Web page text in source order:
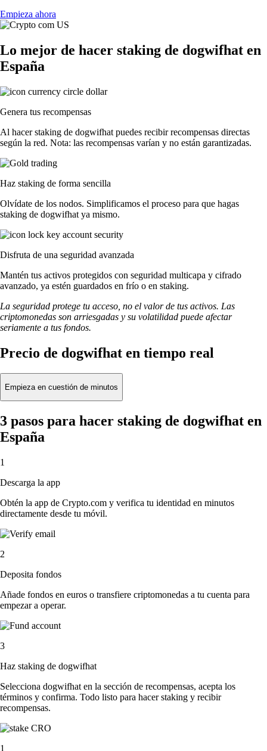
Empieza ahora
Lo mejor de hacer staking de dogwifhat en
España
Genera tus recompensas
Al hacer staking de dogwifhat puedes recibir recompensas directas
según la red. Nota: las recompensas varían y no están garantizadas.
Haz staking de forma sencilla
Olvídate de los nodos. Simplificamos el proceso para que hagas
staking de dogwifhat ya mismo.
Disfruta de una seguridad avanzada
Mantén tus activos protegidos con seguridad multicapa y cifrado
avanzado, ya estén guardados en frío o en staking.
La seguridad protege tu acceso, no el valor de tus activos. Las
criptomonedas son arriesgadas y su volatilidad puede afectar
seriamente a tus fondos.
Precio de dogwifhat en tiempo real
Empieza en cuestión de minutos
3 pasos para hacer staking de dogwifhat en
España
1
Descarga la app
Obtén la app de Crypto.com y verifica tu identidad en minutos
directamente desde tu móvil.
2
Deposita fondos
Añade fondos en euros o transfiere criptomonedas a tu cuenta para
empezar a operar.
3
Haz staking de dogwifhat
Selecciona dogwifhat en la sección de recompensas, acepta los
términos y confirma. Todo listo para hacer staking y recibir
recompensas.
1